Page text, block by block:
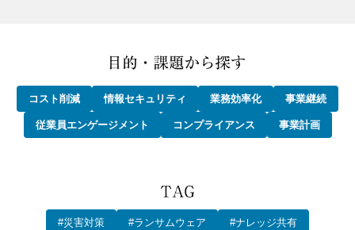
コスト削減 情報セキュリティ 業務効率化 事業継続
従業員エンゲージメント コンプライアンス 事業計画
#災害対策 #ランサムウェア #ナレッジ共有